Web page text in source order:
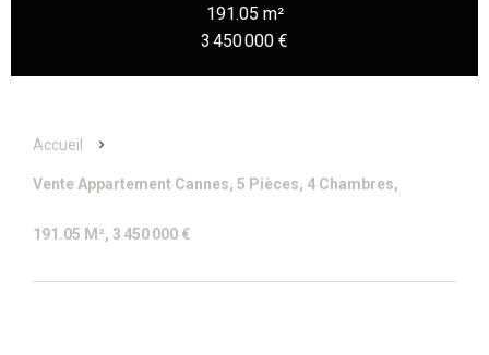
191.05 m²
3 450 000 €
Accueil
Vente Appartement Cannes, 5 Pièces, 4 Chambres,
191.05 M², 3 450 000 €